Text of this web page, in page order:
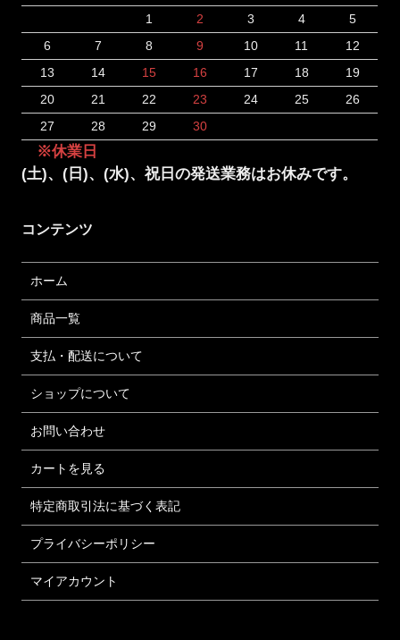
1
2 3 4
5
6
7 8 9 10 11
12
13
14 15 16 17 18
19
20
21 22 23 24 25
26
27
28 29 30
※休業日
(土)、(日)、(水)、祝日の発送業務はお休みです。
コンテンツ
ホーム
商品一覧
支払・配送について
ショップについて
お問い合わせ
カートを見る
特定商取引法に基づく表記
プライバシーポリシー
マイアカウント